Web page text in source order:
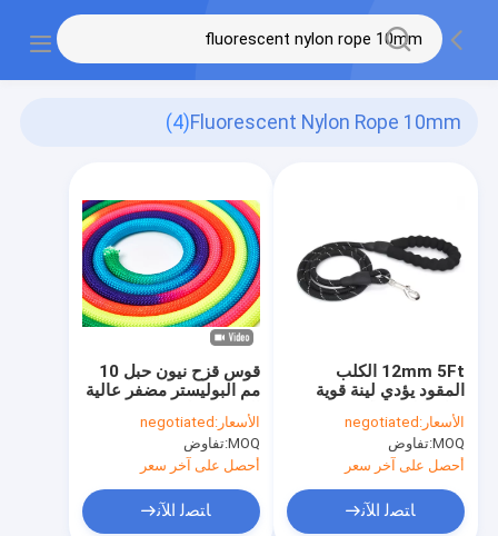
Fluorescent Nylon Rope 10mm
(4)
قوس قزح نيون حبل 10
مم البوليستر مضفر عالية
القوة الحبل
الأسعار: negotiated
MOQ: تفاوض
أحصل على آخر سعر
ﺎﺘﺼﻟ ﺍﻶﻧ
12mm 5Ft الكلب
المقود يؤدي لينة قوية
حبل نايلون عاكس
الأسعار: negotiated
MOQ: تفاوض
أحصل على آخر سعر
ﺎﺘﺼﻟ ﺍﻶﻧ